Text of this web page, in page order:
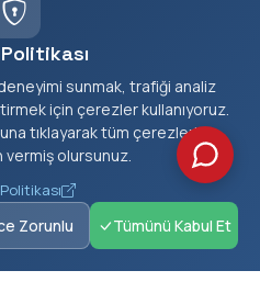
sunmak, trafiği analiz
için çerezler kullanıyoruz.
tıklayarak tüm çerezlerin
vermiş olursunuz.
Zorunlu Tümünü Kabul Et